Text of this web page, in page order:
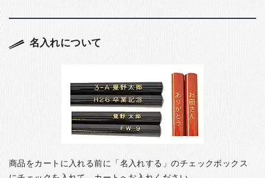
名入れについて
商品をカートに入れる前に「名入れする」のチェックボックス